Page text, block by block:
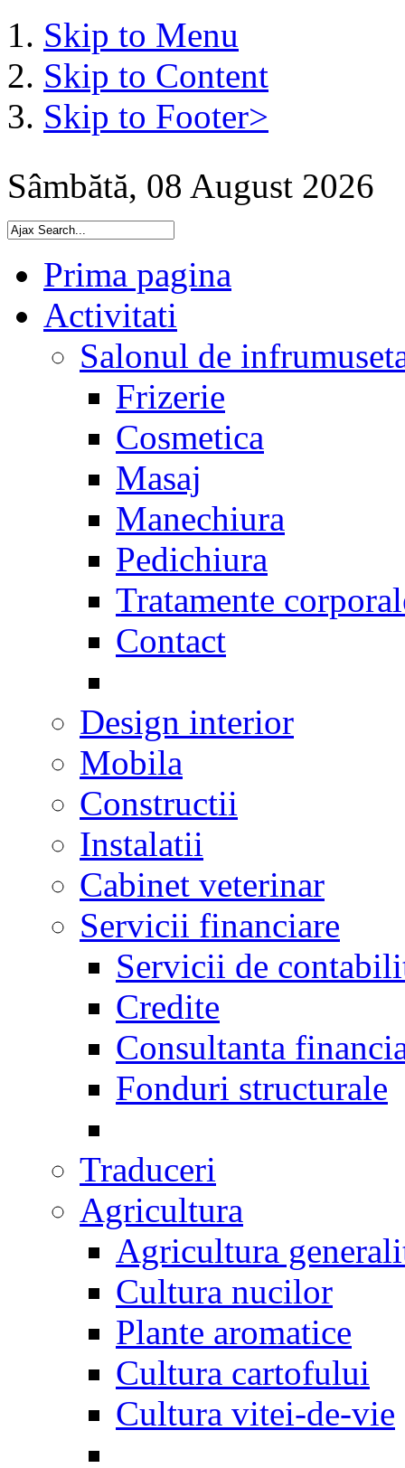
Skip to Menu
Skip to Content
Skip to Footer>
Sâmbătă, 08 August 2026
Prima pagina
Activitati
Salonul de
Frizerie
Cosmetica
Masaj
Manechiura
Pedichiura
Tratamente
Contact
Design interior
Mobila
Constructii
Instalatii
Cabinet veterinar
Servicii financiare
Servicii de
Credite
Consultanta
Fonduri structurale
Traduceri
Agricultura
Agricultura
Cultura nucilor
Plante aromatice
Cultura cartofului
Cultura vitei-de-vie